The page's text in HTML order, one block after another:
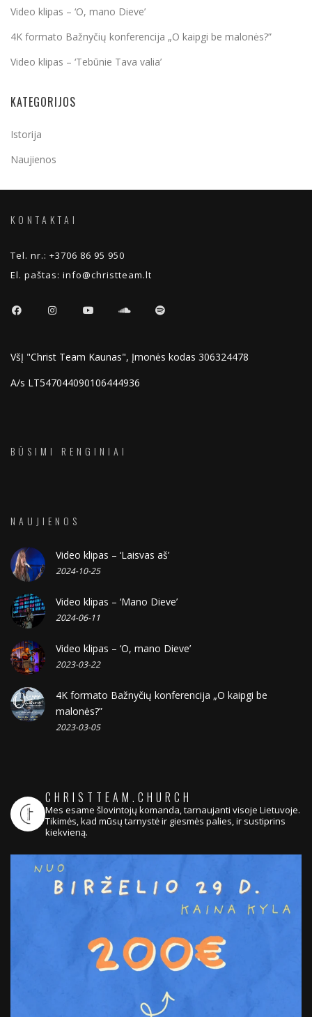
Video klipas – ‘O, mano Dieve’
4K formato Bažnyčių konferencija „O kaipgi be malonės?”
Video klipas – ‘Tebūnie Tava valia’
KATEGORIJOS
Istorija
Naujienos
KONTAKTAI
Tel. nr.: +3706 86 95 950
El. paštas: info@christteam.lt
VšĮ "Christ Team Kaunas", Įmonės kodas 306324478
A/s LT547044090106444936
BŪSIMI RENGINIAI
NAUJIENOS
Video klipas – ‘Laisvas aš’
2024-10-25
Video klipas – ‘Mano Dieve’
2024-06-11
Video klipas – ‘O, mano Dieve’
2023-03-22
4K formato Bažnyčių konferencija „O kaipgi be
malonės?”
2023-03-05
CHRISTTEAM.CHURCH
Mes esame šlovintojų komanda, tarnaujanti visoje Lietuvoje.
Tikimės, kad mūsų tarnystė ir giesmės palies, ir sustiprins
kiekvieną.